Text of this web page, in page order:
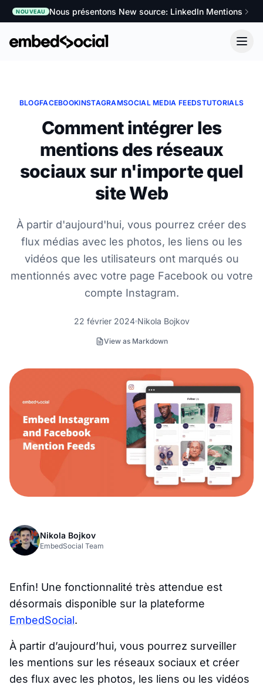
NOUVEAU Nous présentons New source: LinkedIn Mentions
BLOGFACEBOOKINSTAGRAMSOCIAL MEDIA FEEDSTUTORIALS
Comment intégrer les
mentions des réseaux
sociaux sur n'importe quel
site Web
À partir d'aujourd'hui, vous pourrez créer des
flux médias avec les photos, les liens ou les
vidéos que les utilisateurs ont marqués ou
mentionnés avec votre page Facebook ou votre
compte Instagram.
22 février 2024 Nikola Bojkov
View as Markdown
Nikola Bojkov
EmbedSocial Team
Enfin! Une fonctionnalité très attendue est
désormais disponible sur la plateforme
EmbedSocial.
À partir d’aujourd’hui, vous pourrez surveiller
les mentions sur les réseaux sociaux et créer
des flux avec les photos, les liens ou les vidéos